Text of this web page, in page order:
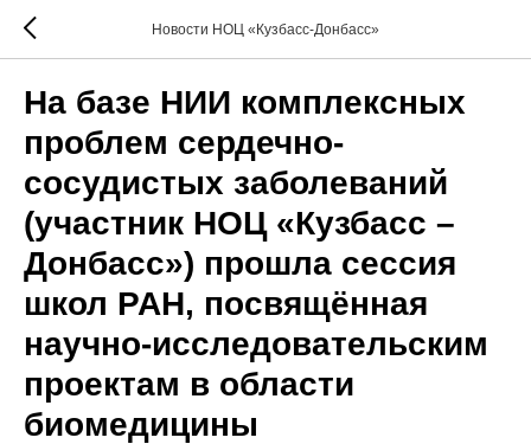
Новости НОЦ «Кузбасс-Донбасс»
На базе НИИ комплексных
проблем сердечно-
сосудистых заболеваний
(участник НОЦ «Кузбасс –
Донбасс») прошла сессия
школ РАН, посвящённая
научно-исследовательским
проектам в области
биомедицины